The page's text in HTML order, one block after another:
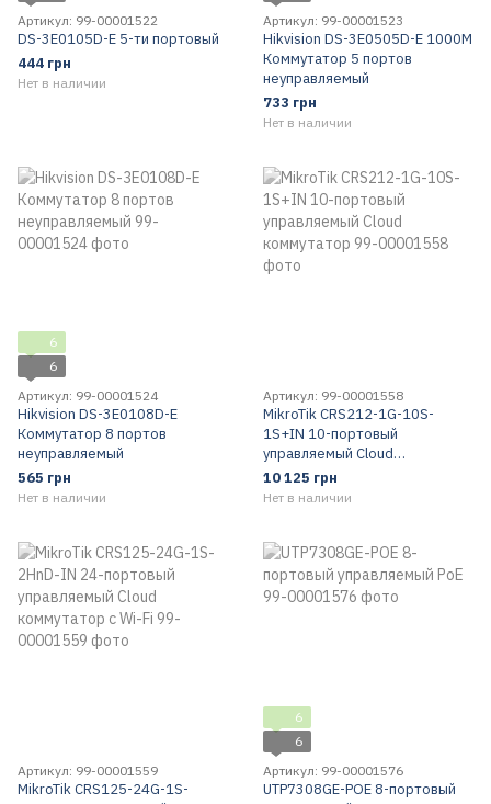
Артикул: 99-00001522
DS-3E0105D-E 5-ти портовый
444 грн
Нет в наличии
Артикул: 99-00001523
Hikvision DS-3E0505D-E 1000M
Коммутатор 5 портов
неуправляемый
733 грн
Нет в наличии
6
6
Артикул: 99-00001524
Hikvision DS-3E0108D-E
Коммутатор 8 портов
неуправляемый
565 грн
Нет в наличии
Артикул: 99-00001558
MikroTik CRS212-1G-10S-
1S+IN 10-портовый
управляемый Cloud
коммутатор
10 125 грн
Нет в наличии
Артикул: 99-00001559
MikroTik CRS125-24G-1S-
6
6
Артикул: 99-00001576
UTP7308GE-POE 8-портовый